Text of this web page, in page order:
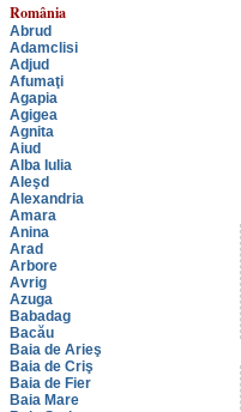
România
Abrud
Adamclisi
Adjud
Afumaţi
Agapia
Agigea
Agnita
Aiud
Alba Iulia
Aleşd
Alexandria
Amara
Anina
Arad
Arbore
Avrig
Azuga
Babadag
Bacău
Baia de Arieş
Baia de Criş
Baia de Fier
Baia Mare